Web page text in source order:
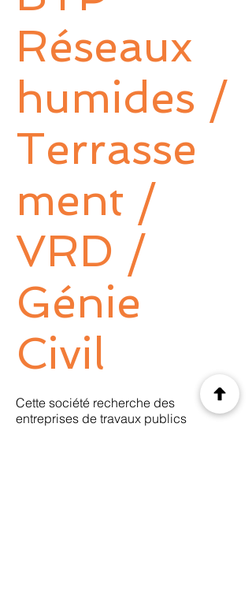
Réseaux
humides /
Terrasse
ment /
VRD /
Génie
Civil
Cette société recherche des
entreprises de travaux publics